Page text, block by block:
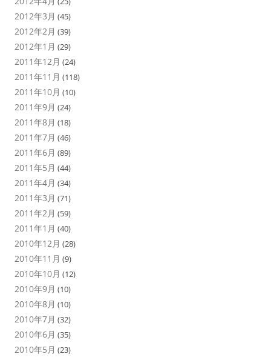
2012年3月 (45)
2012年2月 (39)
2012年1月 (29)
2011年12月 (24)
2011年11月 (118)
2011年10月 (10)
2011年9月 (24)
2011年8月 (18)
2011年7月 (46)
2011年6月 (89)
2011年5月 (44)
2011年4月 (34)
2011年3月 (71)
2011年2月 (59)
2011年1月 (40)
2010年12月 (28)
2010年11月 (9)
2010年10月 (12)
2010年9月 (10)
2010年8月 (10)
2010年7月 (32)
2010年6月 (35)
2010年5月 (23)